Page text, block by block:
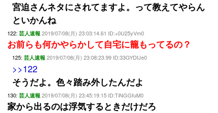
宮迫さんネタにされてますよ。って教えてやらん
といかんね
122: 芸人速報 2019/07/08(月) 23:03:14.61 ID:+0U25yVm0
お前らも何かやらかして自宅に籠もってるの？
125: 芸人速報 2019/07/08(月) 23:08:23.99 ID:33GYDfJe0
>>122
そうだよ。色々踏み外したんだよ
130: 芸人速報 2019/07/08(月) 23:45:19.15 ID:TiNGGfuM0
家から出るのは浮気するときだけだろ